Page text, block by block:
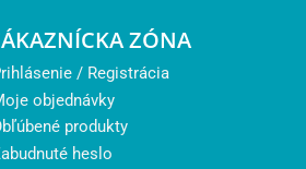
ZÓNA
/ Registrácia
objednávky
produkty
heslo